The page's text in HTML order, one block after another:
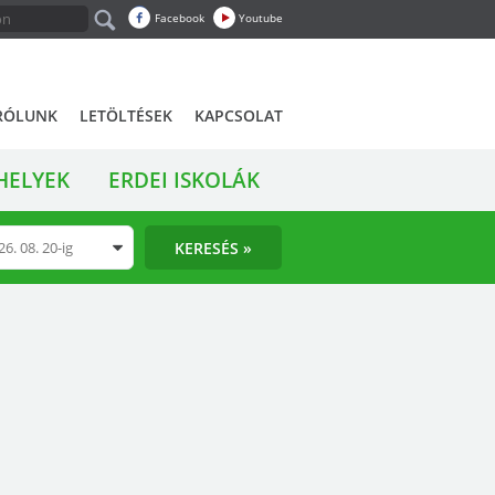
Facebook Youtube
LETÖLTÉSEK KAPCSOLAT
ERDEI ISKOLÁK
KERESÉS »